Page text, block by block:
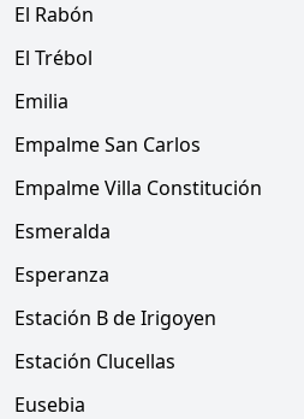
El Rabón
El Trébol
Emilia
Empalme San Carlos
Empalme Villa Constitución
Esmeralda
Esperanza
Estación B de Irigoyen
Estación Clucellas
Eusebia